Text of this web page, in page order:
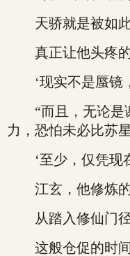
天骄就是被如此
真正让他头疼的
‘现实不是蜃镜，
“而且，无论是谢
力，恐怕未必比苏
‘至少，仅凭现在
江玄，他修炼的
从踏入修仙门径
这般仓促的时间